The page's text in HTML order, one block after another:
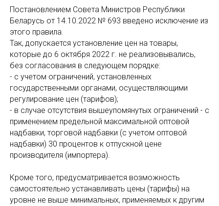
Постановлением Совета Министров Республики
Беларусь от 14.10.2022 № 693 введено исключение из
этого правила.
Так, допускается установление цен на товары,
которые до 6 октября 2022 г. не реализовывались,
без согласования в следующем порядке:
- с учетом ограничений, установленных
государственными органами, осуществляющими
регулирование цен (тарифов);
- в случае отсутствия вышеупомянутых ограничений - с
применением предельной максимальной оптовой
надбавки, торговой надбавки (с учетом оптовой
надбавки) 30 процентов к отпускной цене
производителя (импортера).
Кроме того, предусматривается возможность
самостоятельно устанавливать цены (тарифы) на
уровне не выше минимальных, применяемых к другим